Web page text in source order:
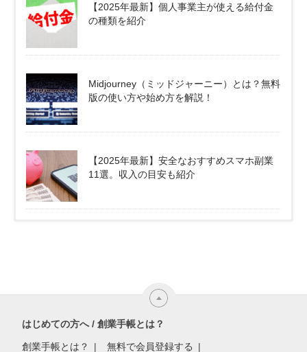
【2025年最新】個人事業主が使える給付金
の種類を紹介
Midjourney（ミッドジャーニー）とは？無料
版の使い方や始め方を解説！
【2025年最新】安全なおすすめスマホ副業
11選。収入の目安も紹介
はじめての方へ / 創業手帳とは？
創業手帳とは？ 無料で会員登録する